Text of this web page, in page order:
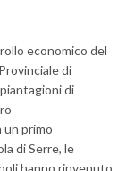
economico del
di
di
un primo
di Serre, le